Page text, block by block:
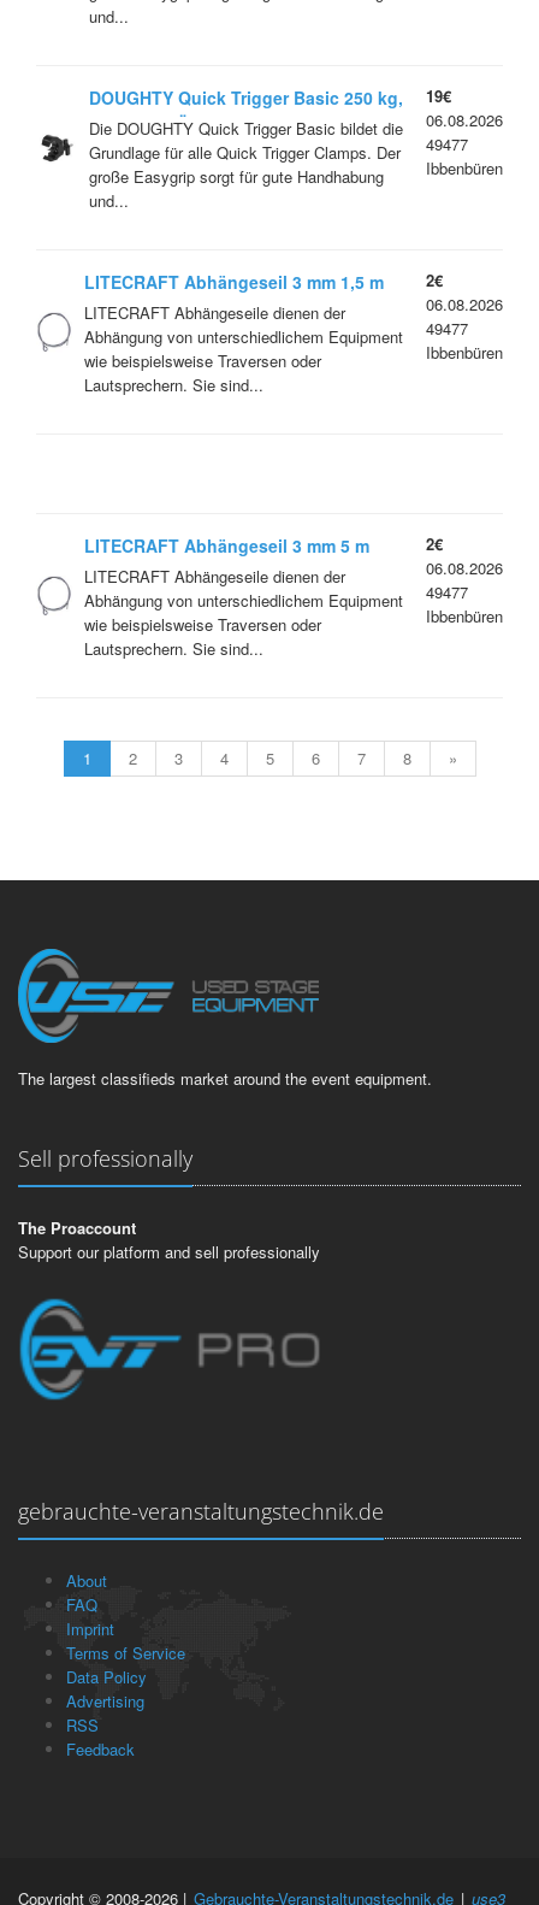
und...
DOUGHTY Quick Trigger Basic 250 kg,
schwarz, TÜV, T58201 Restposten
Die DOUGHTY Quick Trigger Basic bildet die
Grundlage für alle Quick Trigger Clamps. Der
große Easygrip sorgt für gute Handhabung
und...
19€
06.08.2026
49477
Ibbenbüren
LITECRAFT Abhängeseil 3 mm 1,5 m
Restposten
LITECRAFT Abhängeseile dienen der
Abhängung von unterschiedlichem Equipment
wie beispielsweise Traversen oder
Lautsprechern. Sie sind...
2€
06.08.2026
49477
Ibbenbüren
LITECRAFT Abhängeseil 3 mm 5 m
LITECRAFT Abhängeseile dienen der
Abhängung von unterschiedlichem Equipment
wie beispielsweise Traversen oder
Lautsprechern. Sie sind...
2€
06.08.2026
49477
Ibbenbüren
1 2 3 4 5 6 7 8 »
The largest classifieds market around the event equipment.
Sell professionally
The Proaccount
Support our platform and sell professionally
gebrauchte-veranstaltungstechnik.de
About
FAQ
Imprint
Terms of Service
Data Policy
Advertising
RSS
Feedback
Copyright © 2008-2026 | Gebrauchte-Veranstaltungstechnik.de | use3